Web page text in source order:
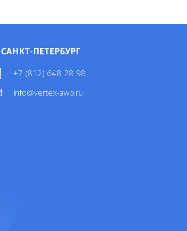
САНКТ-ПЕТЕРБУРГ
+7 (812) 648-28-98
info@vertex-awp.ru